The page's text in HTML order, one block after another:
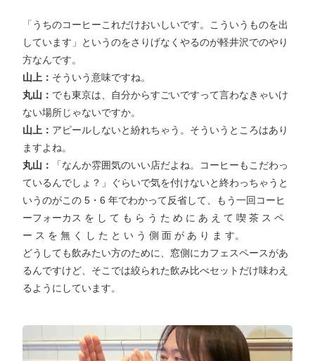
「うちのコーヒーこれだけおいしいです。こういうものを出
しています」というのをさりげなくやるのが軽井沢でのやり
方なんです。
山上： そういう意味ですね。
丸山： でも東京は、自分からすごいですって言わなきゃいけ
ない場所じゃないですか。
山上： アピールしないと紛れちゃう。そういうところはあり
ますよね。
丸山：
「なんか雰囲気のいい店だよね。コーヒーもこだわっ
ているんでしょ？」ぐらいで気を付けないと終わっちゃうと
いうのがこの 5・6 年でわかって反省して、もう一回コーヒ
ーフォーカス を し て も ら う た め に あ え て 喫 茶 ス ペ
ー ス を 無 く し た と い う 側 面 が あ り ま す。
どうしても飲みたい方のために、窓側にカフェスペースがあ
るんですけど、そこでは絞られた飲み比べセットだけ味わえ
るようにしています。